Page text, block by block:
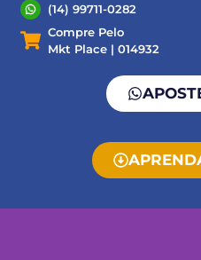
(14) 99711-0282
Compre Pelo
Mkt Place | 014932